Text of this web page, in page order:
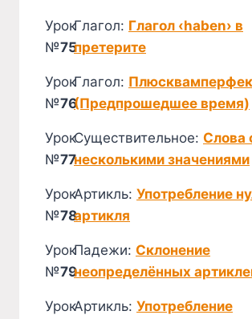
Урок
№75
Глагол: Глагол ‹haben› в
претерите
Урок
№76
Глагол:
(Предпрошедшее время)
Урок
№77
Существительное: Слова
несколькими значениями
Урок
№78
Артикль: Употребление
артикля
Урок
№79
Падежи: Склонение
неопределённых
УрокАртикль: Употребление